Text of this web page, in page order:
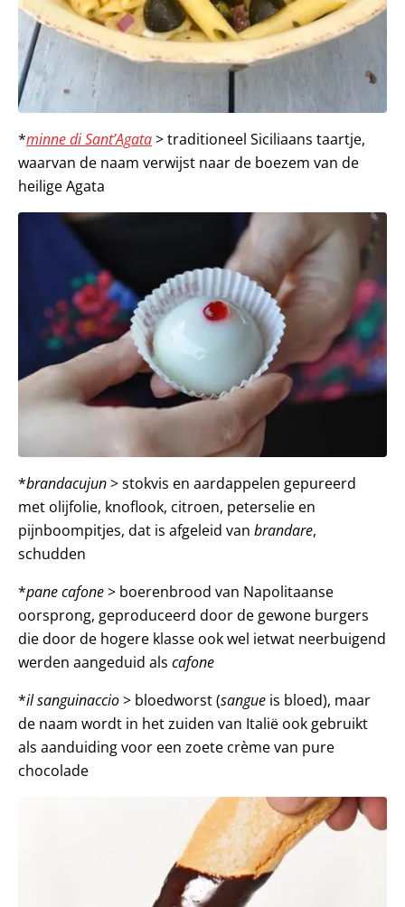
*minne di Sant’Agata> traditioneel Siciliaans taartje,
waarvan de naam verwijst naar de boezem van de
heilige Agata
*brandacujun> stokvis en aardappelen gepureerd
met olijfolie, knoflook, citroen, peterselie en
pijnboompitjes, dat is afgeleid van brandare,
schudden
*pane cafone> boerenbrood van Napolitaanse
oorsprong, geproduceerd door de gewone burgers
die door de hogere klasse ook wel ietwat neerbuigend
werden aangeduid als cafone
*il sanguinaccio> bloedworst (sangue is bloed), maar
de naam wordt in het zuiden van Italië ook gebruikt
als aanduiding voor een zoete crème van pure
chocolade